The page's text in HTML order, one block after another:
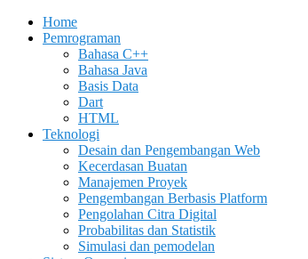
Home
Pemrograman
Bahasa C++
Bahasa Java
Basis Data
Dart
HTML
Teknologi
Desain dan Pengembangan Web
Kecerdasan Buatan
Manajemen Proyek
Pengembangan Berbasis Platform
Pengolahan Citra Digital
Probabilitas dan Statistik
Simulasi dan pemodelan